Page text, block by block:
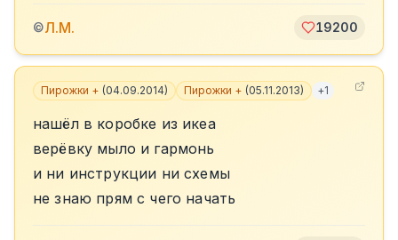
©Л.М. 19200
Пирожки + (04.09.2014) Пирожки + (05.11.2013) +1
нашёл в коробке из икеа
верёвку мыло и гармонь
и ни инструкции ни схемы
не знаю прям с чего начать